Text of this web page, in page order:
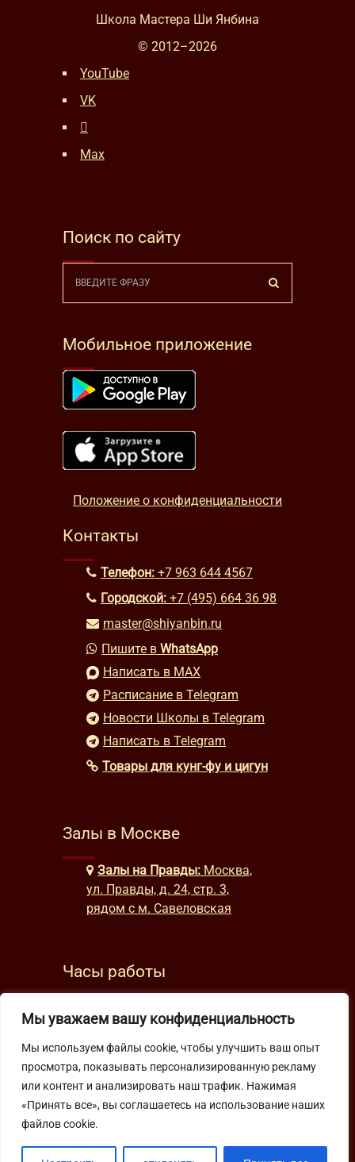
Мы уважаем вашу конфиденциальность
Мы используем файлы cookie, чтобы улучшить ваш опыт
просмотра, показывать персонализированную рекламу
или контент и анализировать наш трафик. Нажимая
«Принять все», вы соглашаетесь на использование наших
файлов cookie.
Школа Мастера Ши Янбина
© 2012–2026
YouTube
VK
Max
Поиск по сайту
Мобильное приложение
Положение о конфиденциальности
Контакты
Телефон: +7 963 644 4567
Городской: +7 (495) 664 36 98
master@shiyanbin.ru
Пишите в WhatsApp
Написать в MAX
Расписание в Telegram
Новости Школы в Telegram
Написать в Telegram
Товары для кунг-фу и цигун
Залы в Москве
Залы на Правды: Москва,
ул. Правды, д. 24, стр. 3,
рядом с м. Савеловская
Часы работы
выходные: с 10:00 до 19:30
Подпишитесь на нашу рассылку